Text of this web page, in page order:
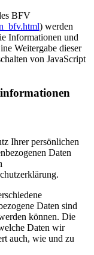
BFV
) werden
Informationen und
Weitergabe dieser
von JavaScript
Ihrer persönlichen
Daten
Daten sind
können. Die
Daten wir
auch, wie und zu